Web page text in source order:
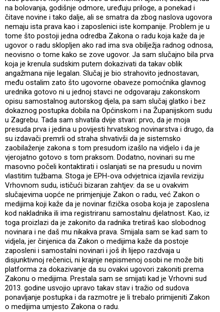
na bolovanja, godišnje odmore, uređuju priloge, a ponekad i
čitave novine i tako dalje, ali se smatra da zbog naslova ugovora
nemaju ista prava kao i zaposlenici iste kompanije. Problem je u
tome što postoji jedna odredba Zakona o radu koja kaže da je
ugovor o radu sklopljen ako rad ima sva obilježja radnog odnosa,
neovisno o tome kako se zove ugovor. Ja sam slučajno bila prva
koja je krenula sudskim putem dokazivati da takav oblik
angažmana nije legalan. Slučaj je bio strahovito jednostavan,
među ostalim zato što ugovorne obaveze pomoćnika glavnog
urednika gotovo ni u jednoj stavci ne odgovaraju zakonskom
opisu samostalnog autorskog djela, pa sam slučaj glatko i bez
dokaznog postupka dobila na Općinskom i na Županijskom sudu
u Zagrebu. Tada sam shvatila dvije stvari: prvo, da je moja
presuda prva i jedina u povijesti hrvatskog novinarstva i drugo, da
su izdavači premrli od straha shvativši da je sistemsko
zaobilaženje zakona s tom presudom izašlo na vidjelo i da je
vjerojatno gotovo s tom praksom. Dodatno, novinari su me
masovno počeli kontaktirati i oslanjati se na presudu u novim
vlastitim tužbama. Stoga je EPH-ova odvjetnica izjavila reviziju
Vrhovnom sudu, ističući bizaran zahtjev: da se u ovakvim
slučajevima uopće ne primjenjuje Zakon o radu, već Zakon o
medijima koji kaže da je novinar fizička osoba koja je zaposlena
kod nakladnika ili ima registriranu samostalnu djelatnost. Kao, iz
toga proizlazi da je zakonito da radnika tretiraš kao slobodnog
novinara i ne daš mu nikakva prava. Smijala sam se kad sam to
vidjela, jer činjenica da Zakon o medijima kaže da postoje
zaposleni i samostalni novinari i još ih lijepo razdvaja u
disjunktivnoj rečenici, ni krajnje nepismenoj osobi ne može biti
platforma za dokazivanje da su ovakvi ugovori zakoniti prema
Zakonu o medijima. Prestala sam se smijati kad je Vrhovni sud
2013. godine usvojio upravo takav stav i tražio od sudova
ponavljanje postupka i da razmotre je li trebalo primijeniti Zakon
o medijima umjesto Zakona o radu.